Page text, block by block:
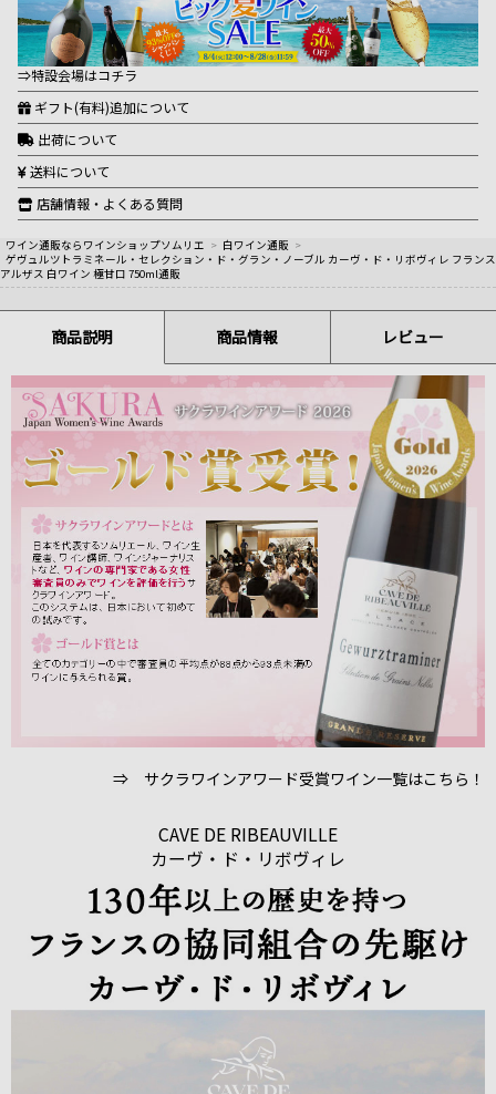
⇒特設会場はコチラ
ギフト(有料)追加について
出荷について
送料について
店舗情報・よくある質問
ワイン通販ならワインショップソムリエ > 白ワイン通販 >
ゲヴュルツトラミネール・セレクション・ド・グラン・ノーブル カーヴ・ド・リボヴィレ フランス
アルザス 白ワイン 極甘口 750ml通販
商品説明 商品情報 レビュー
⇒ サクラワインアワード受賞ワイン一覧はこちら！
CAVE DE RIBEAUVILLE
カーヴ・ド・リボヴィレ